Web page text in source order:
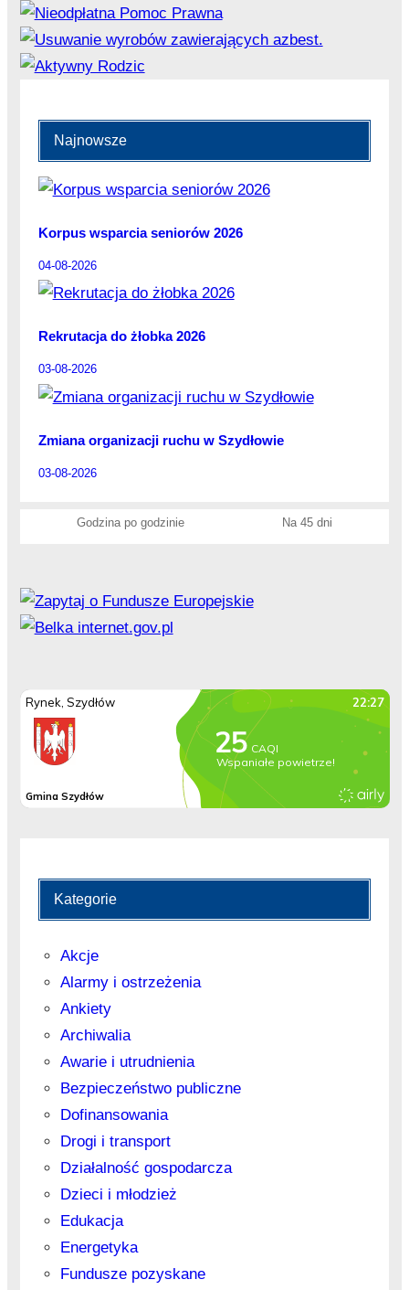
Najnowsze
Korpus wsparcia seniorów 2026
04-08-2026
Rekrutacja do żłobka 2026
03-08-2026
Zmiana organizacji ruchu w Szydłowie
03-08-2026
Godzina po godzinie Na 45 dni
Kategorie
Akcje
Alarmy i ostrzeżenia
Ankiety
Archiwalia
Awarie i utrudnienia
Bezpieczeństwo publiczne
Dofinansowania
Drogi i transport
Działalność gospodarcza
Dzieci i młodzież
Edukacja
Energetyka
Fundusze pozyskane